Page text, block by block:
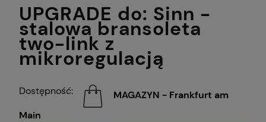
UPGRADE do: Sinn -
stalowa bransoleta
two-link z
mikroregulacją
Dostępność:
MAGAZYN - Frankfurt am
Main